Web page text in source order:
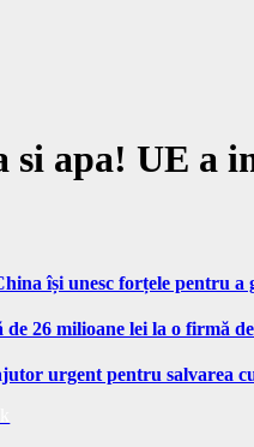
si apa! UE a
își unesc forțele pentru a
26 milioane lei la o firmă
urgent pentru salvarea